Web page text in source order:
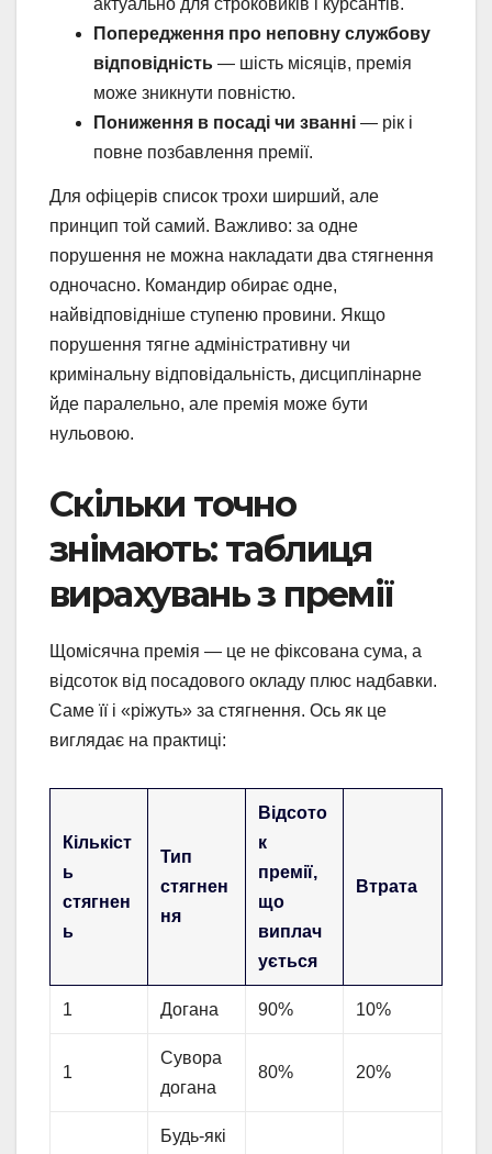
актуально для строковиків і курсантів.
Попередження про неповну службову
відповідність — шість місяців, премія
може зникнути повністю.
Пониження в посаді чи званні — рік і
повне позбавлення премії.
Для офіцерів список трохи ширший, але
принцип той самий. Важливо: за одне
порушення не можна накладати два стягнення
одночасно. Командир обирає одне,
найвідповідніше ступеню провини. Якщо
порушення тягне адміністративну чи
кримінальну відповідальність, дисциплінарне
йде паралельно, але премія може бути
нульовою.
Скільки точно
знімають: таблиця
вирахувань з премії
Щомісячна премія — це не фіксована сума, а
відсоток від посадового окладу плюс надбавки.
Саме її і «ріжуть» за стягнення. Ось як це
виглядає на практиці:
Кількіст
ь
стягнен
ь
Тип
стягнен
ня
Відсото
к
премії,
що
виплач
ується
Втрата
1 Догана 90% 10%
1
Сувора
догана
80% 20%
Будь-які